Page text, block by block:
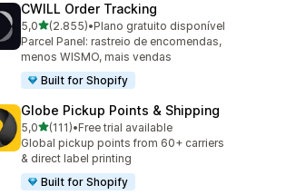
CWILL Order Tracking
5,0de 5 estrelas
(2.855)
2855 total de avaliações
•Plano gratuito disponível
Parcel Panel: rastreio de encomendas,
menos WISMO, mais vendas
Built for Shopify
Globe Pickup Points & Shipping
5,0de 5 estrelas
(111)
111 total de avaliações
•Free trial available
Global pickup points from 60+ carriers
& direct label printing
Built for Shopify